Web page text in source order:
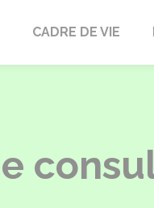
CADRE DE VIE